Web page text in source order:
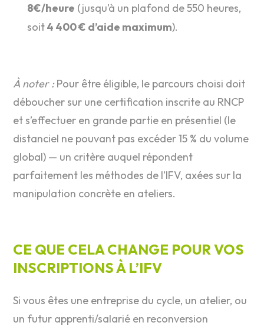
8€/heure (jusqu’à un plafond de 550 heures,
soit4 400 € d’aide maximum).
À noter : Pour être éligible, le parcours choisi doit
déboucher sur une certification inscrite au RNCP
et s’effectuer en grande partie en présentiel (le
distanciel ne pouvant pas excéder 15 % du volume
global) — un critère auquel répondent
parfaitement les méthodes de l’IFV, axées sur la
manipulation concrète en ateliers.
CE QUE CELA CHANGE POUR VOS
INSCRIPTIONS À L’IFV
Si vous êtes une entreprise du cycle, un atelier, ou
un futur apprenti/salarié en reconversion